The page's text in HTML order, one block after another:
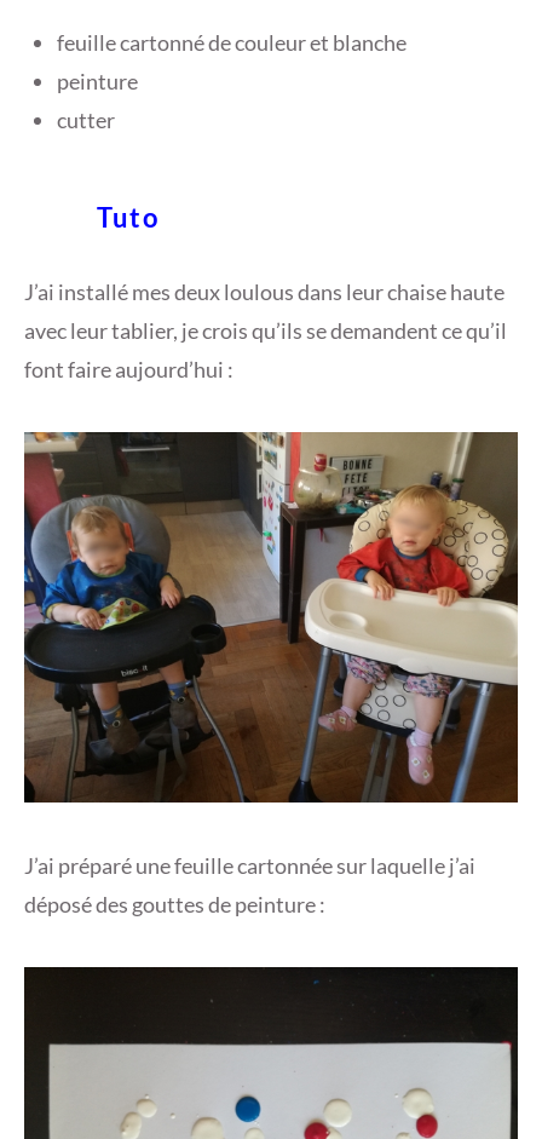
feuille cartonné de couleur et blanche
peinture
cutter
Tuto
J’ai installé mes deux loulous dans leur chaise haute
avec leur tablier, je crois qu’ils se demandent ce qu’il
font faire aujourd’hui :
J’ai préparé une feuille cartonnée sur laquelle j’ai
déposé des gouttes de peinture :